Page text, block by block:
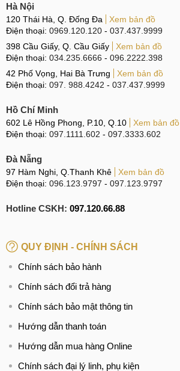
Hà Nội
120 Thái Hà, Q. Đống Đa
Xem bản đồ
Điện thoại: 0969.120.120 - 037.437.9999
398 Cầu Giấy, Q. Cầu Giấy
Xem bản đồ
Điện thoại: 034.235.6666 - 096.2222.398
42 Phố Vọng, Hai Bà Trưng
Xem bản đồ
Điện thoại: 097. 988.4242 - 037.437.9999
Hồ Chí Minh
602 Lê Hồng Phong, P.10, Q.10
Xem bản đồ
Điện thoại: 097.1111.602 - 097.3333.602
Đà Nẵng
97 Hàm Nghi, Q.Thanh Khê
Xem bản đồ
Điện thoại: 096.123.9797 - 097.123.9797
Hotline CSKH: 097.120.66.88
QUY ĐỊNH - CHÍNH SÁCH
Chính sách bảo hành
Chính sách đổi trả hàng
Chính sách bảo mật thông tin
Hướng dẫn thanh toán
Hướng dẫn mua hàng Online
Chính sách đại lý linh, phụ kiện